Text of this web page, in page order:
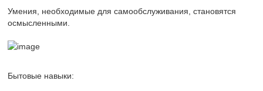
Умения, необходимые для самообслуживания, становятся
осмысленными.
Бытовые навыки: